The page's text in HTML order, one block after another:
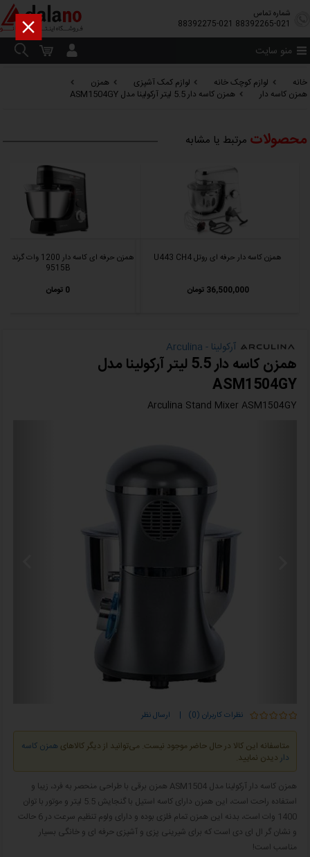
شماره تماس
88392265-021
88392275-021
منو سایت
خانه لوازم کوچک خانه لوازم کمک آشپزی
همزن
همزن کاسه دار
همزن کاسه دار 5.5 لیتر آرکولینا مدل ASM1504GY
محصولات مرتبط یا مشابه
همزن کاسه دار حرفه ای روتل U443 CH4
36,500,000 تومان
9515B
0 تومان
آرکولینا - Arculina
همزن کاسه دار 5.5 لیتر آرکولینا مدل
ASM1504GY
Arculina Stand Mixer ASM1504GY
نظرات کاربران (0) | ارسال نظر
متاسفانه این کالا در حال حاضر موجود نیست. می‌توانید از دیگر کالاهای همزن کاسه
دار دیدن نمایید.
همزن کاسه دار آرکولینا مدل ASM1504 همزن برقی با طراحی منحصر به فرد، زیبا و
استفاده راحت است، این همزن دارای کاسه استیل با گنجایش 5.5 لیتر و موتور با توان
1400 وات است، بدنه این همزن تمام فلزی بوده و دارای ولوم تنظیم سرعت در 6 حالت
و نشان گر ال ای دی است که برای شیرینی پزی و آشپزی حرفه ای و خانگی بسیار
مناسب است!
